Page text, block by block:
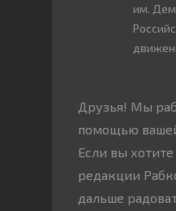
им.
Друзья! Мы
помощью
Если вы
редакции
дальше